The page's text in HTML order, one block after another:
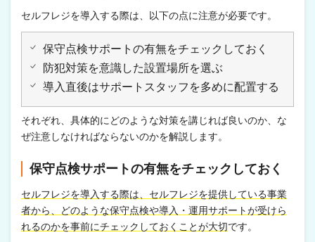
セルフレジを導入する際は、以下の点に注意が必要です。
保守点検サポートの有無をチェックしておく
防犯対策を意識した設置場所を選ぶ
導入直後はサポートスタッフを多めに配置する
それぞれ、具体的にどのような対策を講じれば良いのか、な
ぜ注意しなければならないのかを解説します。
保守点検サポートの有無をチェックしておく
セルフレジを導入する際は、セルフレジを提供している事業
者から、どのような保守点検や導入・運用サポートが受けら
れるのかを事前にチェックしておくことが大切です。